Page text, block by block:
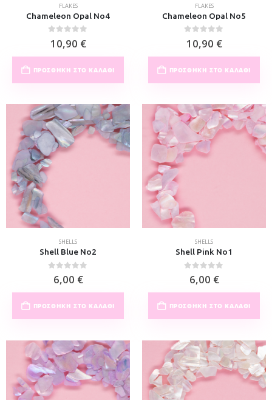
FLAKES
Chameleon Opal No4
0out of 5
10,90 €
ΠΡΟΣΘΉΚΗ ΣΤΟ ΚΑΛΆΘΙ
FLAKES
Chameleon Opal No5
0out of 5
10,90 €
ΠΡΟΣΘΉΚΗ ΣΤΟ ΚΑΛΆΘΙ
SHELLS
Shell Blue No2
out of 5
6,00 €
ΠΡΟΣΘΉΚΗ ΣΤΟ ΚΑΛΆΘΙ
SHELLS
Shell Pink No1
out of 5
6,00 €
ΠΡΟΣΘΉΚΗ ΣΤΟ ΚΑΛΆΘΙ